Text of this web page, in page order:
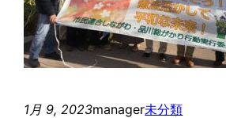
1月 9, 2023manager未分類